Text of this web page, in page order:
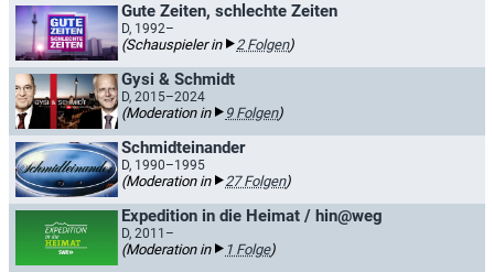
Gute Zeiten, schlechte Zeiten
D, 1992–
(Schauspieler in 2 Folgen)
Gysi & Schmidt
D, 2015–2024
(Moderation in 9 Folgen)
Schmidteinander
D, 1990–1995
(Moderation in 27 Folgen)
Expedition in die Heimat / hin@weg
D, 2011–
(Moderation in 1 Folge)